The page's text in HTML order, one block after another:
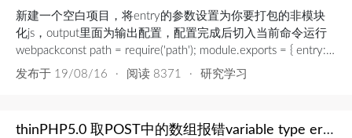
新建一个空白项目，将entry的参数设置为你要打包的非模块
化js，output里面为输出配置，配置完成后切入当前命令运行
webpackconst path = require('path'); module.exports = { entry: {
login : './src/login.js', member_home : './src/membe...
发布于 19/08/16 · 阅读 8371 · 研究学习
thinPHP5.0 取POST中的数组报错variable type error：array